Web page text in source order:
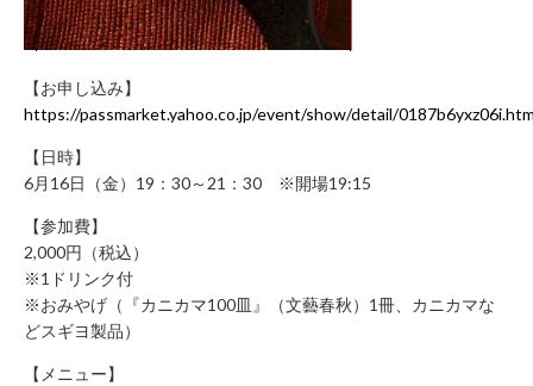
【お申し込み】
https://passmarket.yahoo.co.jp/event/show/detail/
【日時】
6月16日（金）19：30～21：30 ※開場19:15
【参加費】
2,000円（税込）
※1ドリンク付
※おみやげ（『カニカマ100皿』（文藝春秋）1冊、カニカマな
どスギヨ製品）
【メニュー】
に
関
問
い
合
わ
せ
新
規